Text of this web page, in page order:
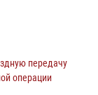
передачу
операции